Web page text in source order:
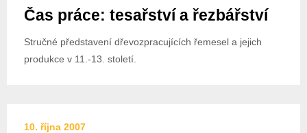
Čas práce: tesařství a řezbářství
Stručné představení dřevozpracujících řemesel a jejich
produkce v 11.-13. století.
10. října 2007